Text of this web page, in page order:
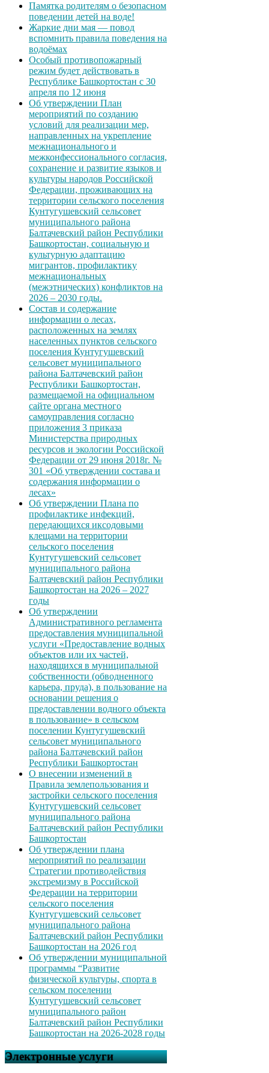
Памятка родителям о безопасном
поведении детей на воде!
Жаркие дни мая — повод
вспомнить правила поведения на
водоёмах
Особый противопожарный
режим будет действовать в
Республике Башкортостан с 30
апреля по 12 июня
Об утверждении План
мероприятий по созданию
условий для реализации мер,
направленных на укрепление
межнационального и
межконфессионального согласия,
сохранение и развитие языков и
культуры народов Российской
Федерации, проживающих на
территории сельского поселения
Кунтугушевский сельсовет
муниципального района
Балтачевский район Республики
Башкортостан, социальную и
культурную адаптацию
мигрантов, профилактику
межнациональных
(межэтнических) конфликтов на
2026 – 2030 годы.
Состав и содержание
информации о лесах,
расположенных на землях
населенных пунктов сельского
поселения Кунтугушевский
сельсовет муниципального
района Балтачевский район
Республики Башкортостан,
размещаемой на официальном
сайте органа местного
самоуправления согласно
приложения 3 приказа
Министерства природных
ресурсов и экологии Российской
Федерации от 29 июня 2018г. №
301 «Об утверждении состава и
содержания информации о
лесах»
Об утверждении Плана по
профилактике инфекций,
передающихся иксодовыми
клещами на территории
сельского поселения
Кунтугушевский сельсовет
муниципального района
Балтачевский район Республики
Башкортостан на 2026 – 2027
годы
Об утверждении
Административного регламента
предоставления муниципальной
услуги «Предоставление водных
объектов или их частей,
находящихся в муниципальной
собственности (обводненного
карьера, пруда), в пользование на
основании решения о
предоставлении водного объекта
в пользование» в сельском
поселении Кунтугушевский
сельсовет муниципального
района Балтачевский район
Республики Башкортостан
О внесении изменений в
Правила землепользования и
застройки сельского поселения
Кунтугушевский сельсовет
муниципального района
Балтачевский район Республики
Башкортостан
Об утверждении плана
мероприятий по реализации
Стратегии противодействия
экстремизму в Российской
Федерации на территории
сельского поселения
Кунтугушевский сельсовет
муниципального района
Балтачевский район Республики
Башкортостан на 2026 год
Об утверждении муниципальной
программы “Развитие
физической культуры, спорта в
сельском поселении
Кунтугушевский сельсовет
муниципального район
Балтачевский район Республики
Башкортостан на 2026-2028 годы
Электронные услуги